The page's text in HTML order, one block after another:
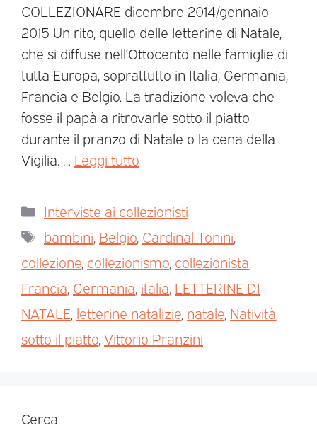
COLLEZIONARE dicembre 2014/gennaio
2015 Un rito, quello delle letterine di Natale,
che si diffuse nell’Ottocento nelle famiglie di
tutta Europa, soprattutto in Italia, Germania,
Francia e Belgio. La tradizione voleva che
fosse il papà a ritrovarle sotto il piatto
durante il pranzo di Natale o la cena della
Vigilia. … Leggi tutto
Interviste ai collezionisti
bambini Belgio Cardinal Tonini
collezione collezionismo collezionista
Francia Germania italia LETTERINE DI
NATALE letterine natalizie natale Natività
sotto il piatto Vittorio Pranzini
Cerca